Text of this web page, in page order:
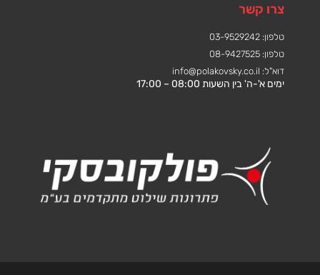
צרו קשר
טלפון: 03-9529242
טלפון: 08-9427525
דוא"ל: info@polakovsky.co.il
ימים א'-ה' בין השעות 08:00 – 17:00